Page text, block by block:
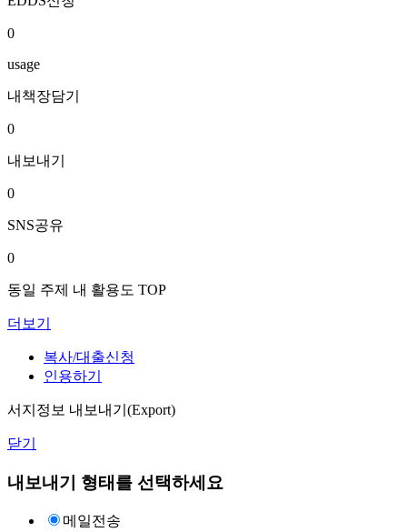
0
usage
내책장담기
0
내보내기
0
SNS공유
0
동일 주제 내 활용도 TOP
더보기
복사/대출신청
인용하기
서지정보 내보내기(Export)
닫기
내보내기 형태를 선택하세요
메일전송